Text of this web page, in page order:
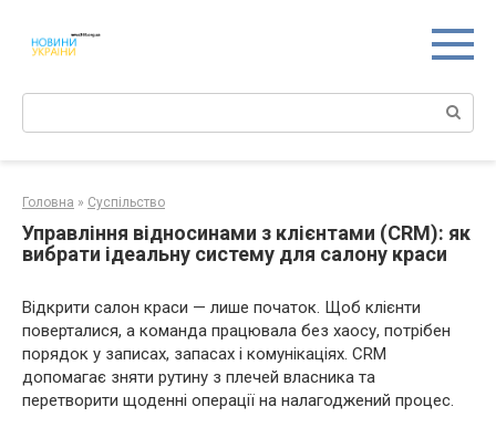
контенту
Поиск:
Головна » Суспільство
Управління відносинами з клієнтами (CRM): як
вибрати ідеальну систему для салону краси
Відкрити салон краси — лише початок. Щоб клієнти
поверталися, а команда працювала без хаосу, потрібен
порядок у записах, запасах і комунікаціях. CRM
допомагає зняти рутину з плечей власника та
перетворити щоденні операції на налагоджений процес.